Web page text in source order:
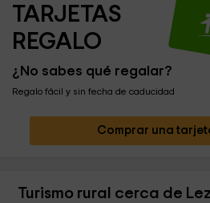
TARJETAS
REGALO
¿No sabes qué regalar?
Regalo fácil y sin fecha de caducidad
Comprar una
Turismo rural cerca de